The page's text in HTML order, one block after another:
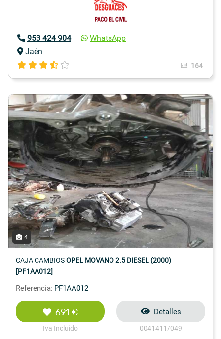
953 424 904
WhatsApp
Jaén
164
4
CAJA CAMBIOSOPEL MOVANO 2.5 DIESEL (2000)
[PF1AA012]
Referencia: PF1AA012
691 €
Iva Incluido
Detalles
0041411/049